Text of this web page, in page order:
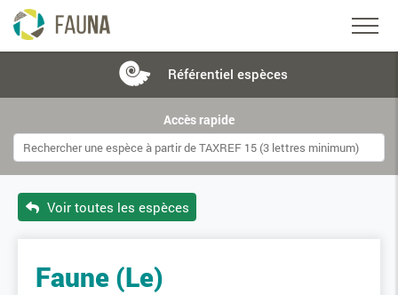
Référentiel espèces
Accès rapide
Voir toutes les espèces
Faune (Le)